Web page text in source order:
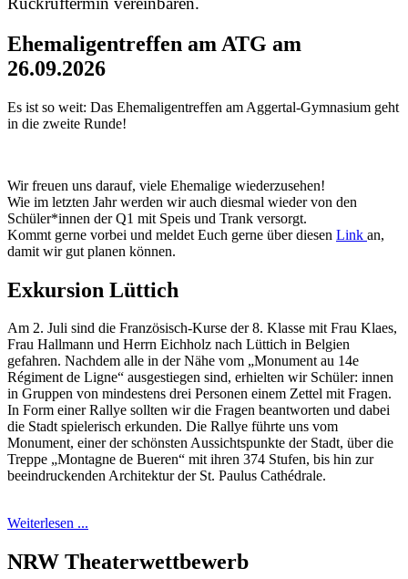
Ehemaligentreffen am ATG am
26.09.2026
Es ist so weit: Das Ehemaligentreffen am Aggertal-Gymnasium geht
in die zweite Runde!
Wir freuen uns darauf, viele Ehemalige wiederzusehen!
Wie im letzten Jahr werden wir auch diesmal wieder von den
Schüler*innen der Q1 mit Speis und Trank versorgt.
Kommt gerne vorbei und meldet Euch gerne über diesen Link an,
damit wir gut planen können.
Exkursion Lüttich
Am 2. Juli sind die Französisch-Kurse der 8. Klasse mit Frau Klaes,
Frau Hallmann und Herrn Eichholz nach Lüttich in Belgien
gefahren. Nachdem alle in der Nähe vom „Monument au 14e
Régiment de Ligne“ ausgestiegen sind, erhielten wir Schüler: innen
in Gruppen von mindestens drei Personen einem Zettel mit Fragen.
In Form einer Rallye sollten wir die Fragen beantworten und dabei
die Stadt spielerisch erkunden. Die Rallye führte uns vom
Monument, einer der schönsten Aussichtspunkte der Stadt, über die
Treppe „Montagne de Bueren“ mit ihren 374 Stufen, bis hin zur
beeindruckenden Architektur der St. Paulus Cathédrale.
Weiterlesen ...
NRW Theaterwettbewerb